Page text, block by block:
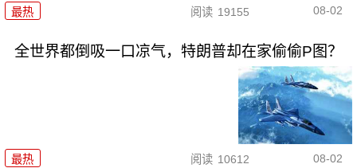
最热 阅读 19155 08-02
全世界都倒吸一口凉气，特朗普却在家偷偷P图？
最热 阅读 10612 08-02